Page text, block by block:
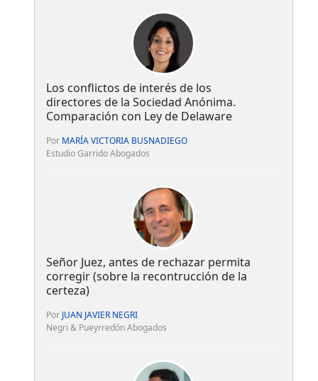
Los conflictos de interés de los
directores de la Sociedad Anónima.
Comparación con Ley de Delaware
Por MARÍA VICTORIA BUSNADIEGO
Estudio Garrido Abogados
Señor Juez, antes de rechazar permita
corregir (sobre la recontrucción de la
certeza)
Por JUAN JAVIER NEGRI
Negri & Pueyrredón Abogados